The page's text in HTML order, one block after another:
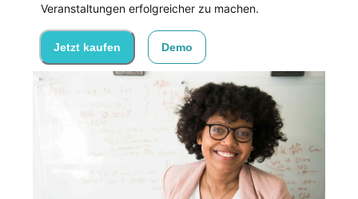
Veranstaltungen erfolgreicher zu machen.
Jetzt kaufen Demo